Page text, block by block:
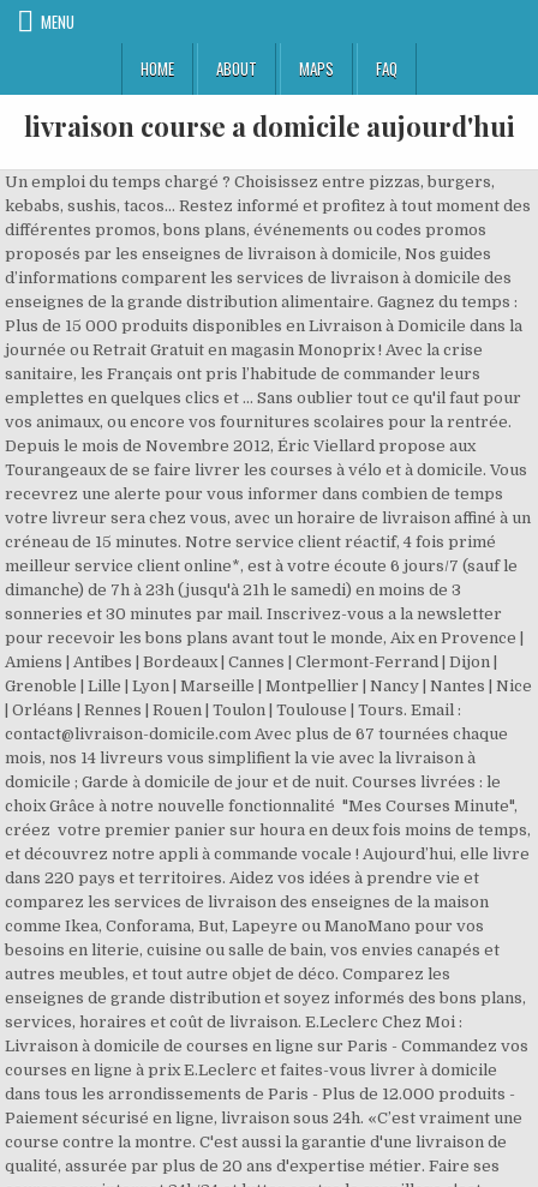
MENU
HOME
ABOUT MAPS FAQ
livraison course a domicile aujourd'hui
Un emploi du temps chargé ? Choisissez entre pizzas, burgers, kebabs, sushis, tacos... Restez informé et profitez à tout moment des différentes promos, bons plans, événements ou codes promos proposés par les enseignes de livraison à domicile, Nos guides d’informations comparent les services de livraison à domicile des enseignes de la grande distribution alimentaire. Gagnez du temps : Plus de 15 000 produits disponibles en Livraison à Domicile dans la journée ou Retrait Gratuit en magasin Monoprix ! Avec la crise sanitaire, les Français ont pris l’habitude de commander leurs emplettes en quelques clics et … Sans oublier tout ce qu'il faut pour vos animaux, ou encore vos fournitures scolaires pour la rentrée. Depuis le mois de Novembre 2012, Éric Viellard propose aux Tourangeaux de se faire livrer les courses à vélo et à domicile. Vous recevrez une alerte pour vous informer dans combien de temps votre livreur sera chez vous, avec un horaire de livraison affiné à un créneau de 15 minutes. Notre service client réactif, 4 fois primé meilleur service client online*, est à votre écoute 6 jours/7 (sauf le dimanche) de 7h à 23h (jusqu'à 21h le samedi) en moins de 3 sonneries et 30 minutes par mail. Inscrivez-vous a la newsletter pour recevoir les bons plans avant tout le monde, Aix en Provence | Amiens | Antibes | Bordeaux | Cannes | Clermont-Ferrand | Dijon | Grenoble | Lille | Lyon | Marseille | Montpellier | Nancy | Nantes | Nice | Orléans | Rennes | Rouen | Toulon | Toulouse | Tours. Email : contact@livraison-domicile.com Avec plus de 67 tournées chaque mois, nos 14 livreurs vous simplifient la vie avec la livraison à domicile ; Garde à domicile de jour et de nuit. Courses livrées : le choix Grâce à notre nouvelle fonctionnalité "Mes Courses Minute", créez votre premier panier sur houra en deux fois moins de temps, et découvrez notre appli à commande vocale ! Aujourd’hui, elle livre dans 220 pays et territoires. Aidez vos idées à prendre vie et comparez les services de livraison des enseignes de la maison comme Ikea, Conforama, But, Lapeyre ou ManoMano pour vos besoins en literie, cuisine ou salle de bain, vos envies canapés et autres meubles, et tout autre objet de déco. Comparez les enseignes de grande distribution et soyez informés des bons plans, services, horaires et coût de livraison. E.Leclerc Chez Moi : Livraison à domicile de courses en ligne sur Paris - Commandez vos courses en ligne à prix E.Leclerc et faites-vous livrer à domicile dans tous les arrondissements de Paris - Plus de 12.000 produits - Paiement sécurisé en ligne, livraison sous 24h. «C’est vraiment une course contre la montre. C'est aussi la garantie d'une livraison de qualité, assurée par plus de 20 ans d'expertise métier. Faire ses courses sur internet 24h/24 et lutter contre le gaspillage c'est possible ! A partir de lundi 2 novembre 2020, la COMMUNE et le CCAS d’Orthez/Sainte Suzanne proposent un service de livraison de courses au domicile des personnes âgées et/ou handicapées et des personnes vulnérables et isolées. Livraison de paniers repas. Vous payez au moment de la livraison, soit par chèque, soit par carte bancaire. Tous nos conseils. Formulaire de contact 20 ans d'expertise dans la livraison de courses à domicile C'est aussi la garantie d'une livraison de qualité , assurée par plus de 20 ans d'expertise métier. Livraison des courses à domicile : les clients adhèrent, les enseignes s’adaptent. Sans doute en raison de sa simplicité et de sa facilité. Carrefour Livraison Express utilise vos données pour les besoins de la fourniture des services souscrits, de la gestion de notre relation clients, à des fins d'étude marketing et des communications / offres de personnalisation en fonction de votre profil, que nous pourrions vous adresser. Infos pratiques sur vos courses en ligne avec Auchan: frais, délais & horaires de livraison à domicile, bons plans, zones géographiques désservies, services. Aujourd’hui, nous nous intéressons à un entrepreneur éco-mobile de Tours. Intermarché est en guerre contre la vie chère, y compris sur internet ! Aujourd’hui, une personne sur trois choisit la livraison à domicile. * Trophée Qualiweb de la meilleure relation clients online, catégorie distribution, décerné par Cocedal Conseil en 2014, 2015, 2016 et 2018. Le minimum de commande est de 60,00€ hors frais livraison. Faire ses courses sur houra.fr c'est bénéficier du plus grand choix de courses en ligne livrées à domicile dans 24 départements en France, de Lille à Monaco, dont Paris, Lyon, Marseille, Nice, Grenoble, Nancy, Metz, Strasbourg ou Montpellier, avec plus de 50 000 produits disponibles en temps réel et l'assurance d'une commande 100% conforme. Cela est rendu possible grâce à la livraison à domicile. Avec le service de click and collect U Drive, la récupération au drive de votre magasin U ou la livraison à domicile de vos courses en ligne s'effectuera à l´horaire que vous aurez choisi ! Intermarché, vos courses en ligne au même prix que dans votre magasin. La livraison à domicile va dépasser le drive Plus globalement, la livraison à domicile pour les produits alimentaires séduit les consommateurs, notamment ceux des grandes villes. Pionnier des sites de courses en ligne, houra vous propose la livraison express de toutes vos courses en quantité illimitée sans surtaxe, et le choix parmi 27 créneaux de livraison de 7h à 22h. Nous devons être rapides et ponctuels à … A votre service, du lundi au vendredi de 7 heures à 23 heures et le samedi de 7 heures à 21 heures (hors jours fériés), 9 MINI BREIZH BURGERS VBF SURGELES La Compagnie Artique, Politique de protection des données personnelles, Réductions femmes enceintes et jeunes parents. Délai de livraison : variable, en fonction du magasin choisi. Choisissez votre créneau ou faites-vous livrer en soirée et attendez tranquillement le livreur dans votre canapé. Profitez des bons plans de la rédaction avec le choix parmi 10 enseignes de supermarché online et des milliers de restaurants en France. Courses, repas, meubles et déco, shoppez en toute sécurité depuis votre canapé et évitez les queues ! Avec drive.intermarche.com, faites vos courses aux mêmes prix qu'en magasin. Livraison de courses à domicile à Lanty-sur-Aube Demande du 06 mai 2015 par Odette D. Bonjour j'ai ma grand mère qui habite lanty sur aube et n'ayant pas de permis elle a des difficultés pour faire ses courses merci de me contacter par telephone pour avoir de plus amples renseignements, merci. Courses en 1 minute : Monoprix va ouvrir des magasins autonomes en zones de flux, Livraison offerte chez Monoprix et Franprix aux plus nécessiteux et vulnérables, Coronavirus : Point Sur Les Stocks Et Délais De Livraison De La Grande Distribution, Amazon Prime Now livre à présent vos courses à Lyon, Naissance d’un géant de la livraison de repas à domicile, La valeur nutritionnelle des aliments distribués en supermarché progresse grâce au Nutri Score, 11% de remises immédiates pour le Single’s Day de Carrefour, Le prix de la livraison a domicile, principal frein au développement du e-commerce, Glovo va distribuer et livrer les produits Carrefour via son app, Déjà plus de 2 millions de francais ont souscrit à l’abonnement Cdiscount, Comparateur livraison de courses à domicile. Livraison des courses à vélo à domicile. Les dernières annonces dans le 74. A noter qu’en raison de la très forte demande actuelle sur les drives et livraison de course en ligne (lié au COVID 19), il peut être compliqué de se faire livrer dans des temps raisonnables, et ou de trouver des créneaux. On sera ravi de vous donner un coup de main ! Nos livreurs reprennent vos sacs kraft et cartons afin de les recycler. Toutes les infos magasins, catalogues, services. À la recherche d’une société de courses qui puisse prendre en charge votre livraison de chocolats à domicile pour Pâques ? 1ere livraison gratuite. ... petit bricolage, entretien de sépulture, aide aux course, promenade d'animaux et conseil en organisation d'intérieur. Toupargel dispose d'un établissement de livraison dans l'Ariège pour livrer chaque année toutes les courses de plus de 2210 clients. Pour soutenir ces engagements et cette nouvelle prise de conscience générale, il existe epicery, une entreprise française de livraison de course à domicile qui a vu le jour à Paris en 2016 et qui est aujourd’hui présente un peu partout dans l’hexagone, notamment à Dijon, Bordeaux, Toulouse, Brest ou encore Strasbourg. Ce site déniche pour vous les meilleurs plans de livraison à domicile. La dégustation de vin étant une institution en France, difficile de passer à côté. Faire ses courses en ligne c'est facile avec Auchan : remplissez votre panier sur notre site web ou notre appli, choisissez un créneau pour récuperer votre commande, et réceptionnez au choix vos courses soit dans un drive Auchan, soit directement à votre domicile ! Livraison express à domicile et gratuite avec Fnac+. Livreur de Courses à Domicile : la Livraison à domicile . Préservez votre portefeuille ! Cora. Livraison de course à domicile dans les environs de Prémery. Comparez les services de livraison à domicile pour vos courses de supermarché en ligne, ou pour le repas de votre restaurant préféré livré chez vous. Eh oui ! Commander sur Internet et se faire livrer ses courses à domicile est désormais simple: Les supermarchés en ligne se développent de plus en plus, et pratiquement toutes les villes de France commencent à être desservies par la livraison à domicile de ses courses.Le choix devenant plus large, cela peut devenir une sérieuse alternative au fait d'aller faire soi-même ses courses. Faites vos Courses sur Carrefour.fr et retrouvez des milliers de produits au meilleur prix dans vos Magasins, en retrait Drive ou en Livraison à Domicile. Frais de livraison : variable, en fonction du magasin choisi. Commandez les produits de vos commerçants de proximité préférés sur leurs boutiques en ligne et choisissez entre le retrait en magasin click & co